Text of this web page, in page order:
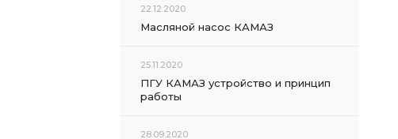
22.12.2020
Масляной насос КАМАЗ
25.11.2020
ПГУ КАМАЗ устройство и принцип
работы
28.09.2020